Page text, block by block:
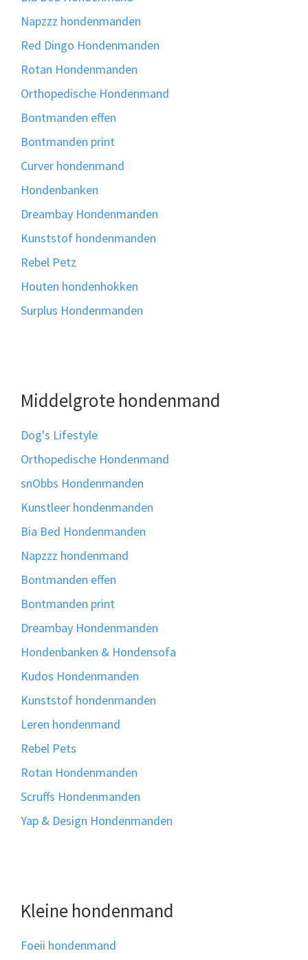
Napzzz hondenmanden
Red Dingo Hondenmanden
Rotan Hondenmanden
Orthopedische Hondenmand
Bontmanden effen
Bontmanden print
Curver hondenmand
Hondenbanken
Dreambay Hondenmanden
Kunststof hondenmanden
Rebel Petz
Houten hondenhokken
Surplus Hondenmanden
Middelgrote hondenmand
Dog's Lifestyle
Orthopedische Hondenmand
snObbs Hondenmanden
Kunstleer hondenmanden
Bia Bed Hondenmanden
Napzzz hondenmand
Bontmanden effen
Bontmanden print
Dreambay Hondenmanden
Hondenbanken & Hondensofa
Kudos Hondenmanden
Kunststof hondenmanden
Leren hondenmand
Rebel Pets
Rotan Hondenmanden
Scruffs Hondenmanden
Yap & Design Hondenmanden
Kleine hondenmand
Foeii hondenmand